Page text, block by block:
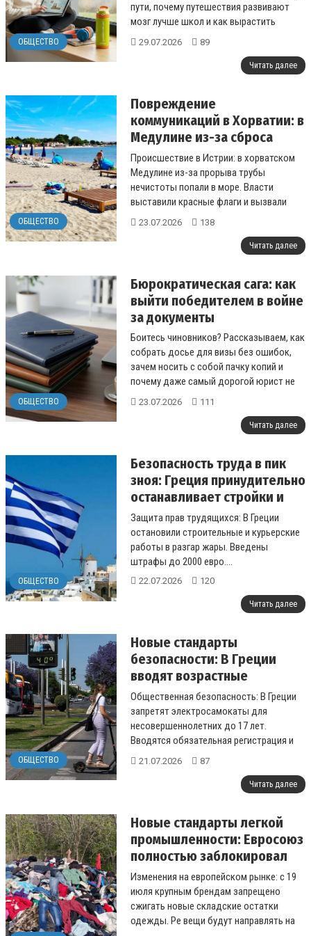
ОБЩЕСТВО
пути, почему путешествия развивают
мозг лучше школ и как вырастить
успешного гражданина мира....
29.07.2026 89
Читать далее
ОБЩЕСТВО
Повреждение
коммуникаций в Хорватии: в
Медулине из-за сброса
нечистот временно закрыли
два пляжа
Происшествие в Истрии: в хорватском
Медулине из-за прорыва трубы
нечистоты попали в море. Власти
выставили красные флаги и вызвали
инспекцию....
23.07.2026 138
Читать далее
ОБЩЕСТВО
Бюрократическая сага: как
выйти победителем в войне
за документы
Боитесь чиновников? Рассказываем, как
собрать досье для визы без ошибок,
зачем носить с собой пачку копий и
почему даже самый дорогой юрист не
заменит вашу внимательность....
23.07.2026 111
Читать далее
ОБЩЕСТВО
Безопасность труда в пик
зноя: Греция принудительно
останавливает стройки и
курьерские службы
Защита прав трудящихся: В Греции
остановили строительные и курьерские
работы в разгар жары. Введены
штрафы до 2000 евро....
22.07.2026 120
Читать далее
ОБЩЕСТВО
Новые стандарты
безопасности: В Греции
вводят возрастные
ограничения для
пользователей
электросамокатов
Общественная безопасность: В Греции
запретят электросамокаты для
несовершеннолетних до 17 лет.
Вводятся обязательная регистрация и
повышенные штрафы....
21.07.2026 87
Читать далее
Новые стандарты легкой
промышленности: Евросоюз
полностью заблокировал
уничтожение
нераспроданной обуви и
одежды
Изменения на европейском рынке: с 19
июля крупным брендам запрещено
сжигать новые складские остатки
одежды. Ре вещи будут направлять на